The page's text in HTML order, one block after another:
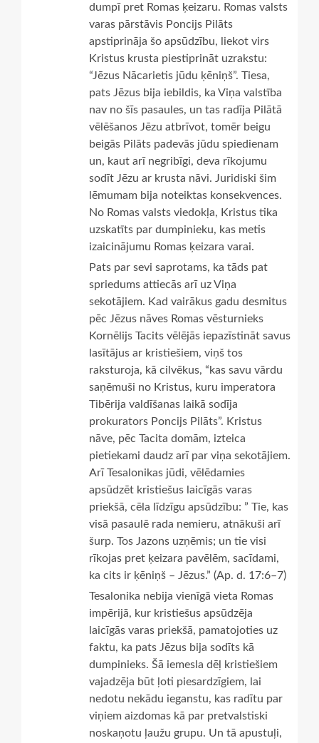
dumpī pret Romas ķeizaru. Romas valsts
varas pārstāvis Poncijs Pilāts
apstiprināja šo apsūdzību, liekot virs
Kristus krusta piestiprināt uzrakstu:
“Jēzus Nācarietis jūdu ķēniņš”. Tiesa,
pats Jēzus bija iebildis, ka Viņa valstība
nav no šīs pasaules, un tas radīja Pilātā
vēlēšanos Jēzu atbrīvot, tomēr beigu
beigās Pilāts padevās jūdu spiedienam
un, kaut arī negribīgi, deva rīkojumu
sodīt Jēzu ar krusta nāvi. Juridiski šim
lēmumam bija noteiktas konsekvences.
No Romas valsts viedokļa, Kristus tika
uzskatīts par dumpinieku, kas metis
izaicinājumu Romas ķeizara varai.
Pats par sevi saprotams, ka tāds pat
spriedums attiecās arī uz Viņa
sekotājiem. Kad vairākus gadu desmitus
pēc Jēzus nāves Romas vēsturnieks
Kornēlijs Tacits vēlējās iepazīstināt savus
lasītājus ar kristiešiem, viņš tos
raksturoja, kā cilvēkus, “kas savu vārdu
saņēmuši no Kristus, kuru imperatora
Tibērija valdīšanas laikā sodīja
prokurators Poncijs Pilāts”. Kristus
nāve, pēc Tacita domām, izteica
pietiekami daudz arī par viņa sekotājiem.
Arī Tesalonikas jūdi, vēlēdamies
apsūdzēt kristiešus laicīgās varas
priekšā, cēla līdzīgu apsūdzību: ” Tie, kas
visā pasaulē rada nemieru, atnākuši arī
šurp. Tos Jazons uzņēmis; un tie visi
rīkojas pret ķeizara pavēlēm, sacīdami,
ka cits ir ķēniņš – Jēzus.” (Ap. d. 17:6–7)
Tesalonika nebija vienīgā vieta Romas
impērijā, kur kristiešus apsūdzēja
laicīgās varas priekšā, pamatojoties uz
faktu, ka pats Jēzus bija sodīts kā
dumpinieks. Šā iemesla dēļ kristiešiem
vajadzēja būt ļoti piesardzīgiem, lai
nedotu nekādu ieganstu, kas radītu par
viņiem aizdomas kā par pretvalstiski
noskaņotu ļaužu grupu. Un tā apustuļi,